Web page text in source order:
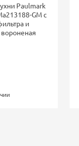
Paulmark
GM с
и